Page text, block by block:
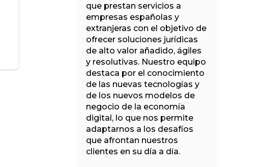
que prestan servicios a
empresas españolas y
extranjeras con el objetivo de
ofrecer soluciones jurídicas
de alto valor añadido, ágiles
y resolutivas. Nuestro equipo
destaca por el conocimiento
de las nuevas tecnologías y
de los nuevos modelos de
negocio de la economía
digital, lo que nos permite
adaptarnos a los desafíos
que afrontan nuestros
clientes en su día a día.